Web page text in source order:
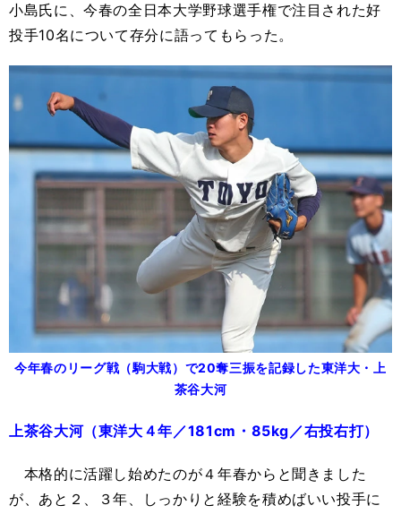
小島氏に、今春の全日本大学野球選手権で注目された好
投手10名について存分に語ってもらった。
今年春のリーグ戦（駒大戦）で20奪三振を記録した東洋大・上
茶谷大河
上茶谷大河（東洋大４年／181cm・85kg／右投右打）
本格的に活躍し始めたのが４年春からと聞きました
が、あと２、３年、しっかりと経験を積めばいい投手に